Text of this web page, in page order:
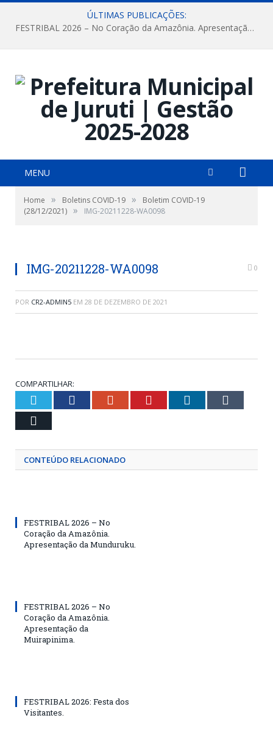
ÚLTIMAS PUBLICAÇÕES:
FESTRIBAL 2026 – No Coração da Amazônia. Apresentação da Munduruku.
MENU
Home » Boletins COVID-19 »
Boletim COVID-19
(28/12/2021) » IMG-20211228-WA0098
IMG-20211228-WA0098 0
POR CR2-ADMIN5 EM 28 DE DEZEMBRO DE 2021
COMPARTILHAR:
Twitter Facebook Google+ Pinterest LinkedIn
CONTEÚDO RELACIONADO
FESTRIBAL 2026 – No
Coração da Amazônia.
Apresentação da Munduruku.
FESTRIBAL 2026 – No
Coração da Amazônia.
Apresentação da
Muirapinima.
FESTRIBAL 2026: Festa dos
Visitantes.